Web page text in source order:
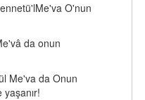
O'nun
da onun
Me'va da Onun